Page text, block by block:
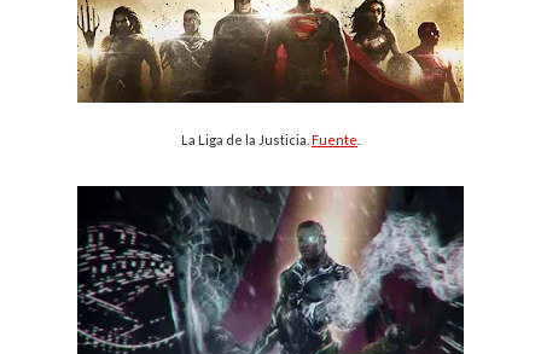
La Liga de la Justicia. Fuente